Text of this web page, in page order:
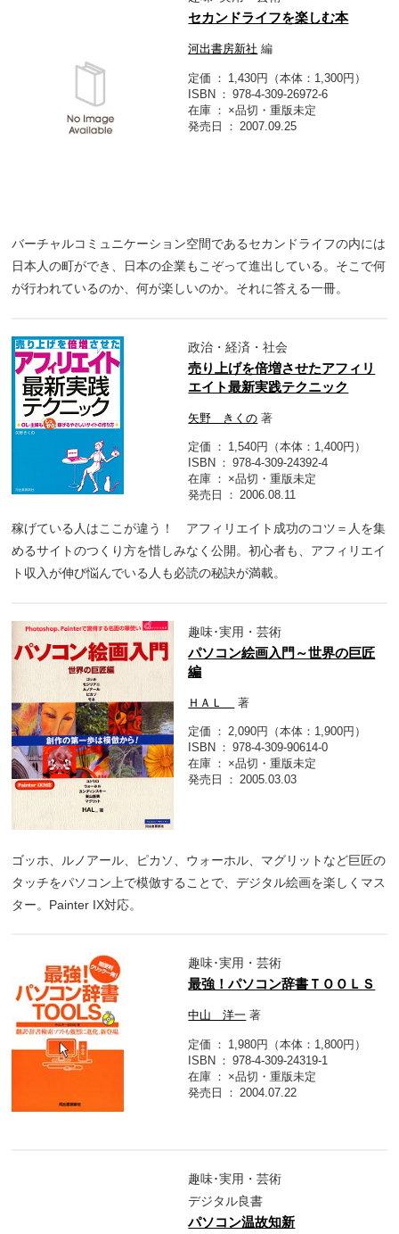
セカンドライフを楽しむ本
河出書房新社 編
定価
1,430円（本体：1,300円）
ISBN
978-4-309-26972-6
在庫
×品切・重版未定
発売日
2007.09.25
バーチャルコミュニケーション空間であるセカンドライフの内には
日本人の町ができ、日本の企業もこぞって進出している。そこで何
が行われているのか、何が楽しいのか。それに答える一冊。
政治・経済・社会
売り上げを倍増させたアフィリ
エイト最新実践テクニック
矢野 きくの 著
定価
1,540円（本体：1,400円）
ISBN
978-4-309-24392-4
在庫
×品切・重版未定
発売日
2006.08.11
稼げている人はここが違う！ アフィリエイト成功のコツ＝人を集
めるサイトのつくり方を惜しみなく公開。初心者も、アフィリエイ
ト収入が伸び悩んでいる人も必読の秘訣が満載。
趣味･実用・芸術
パソコン絵画入門～世界の巨匠
編
ＨＡＬ＿ 著
定価
2,090円（本体：1,900円）
ISBN
978-4-309-90614-0
在庫
×品切・重版未定
発売日
2005.03.03
ゴッホ、ルノアール、ピカソ、ウォーホル、マグリットなど巨匠の
タッチをパソコン上で模倣することで、デジタル絵画を楽しくマス
ター。Painter IX対応。
趣味･実用・芸術
最強！パソコン辞書ＴＯＯＬＳ
中山 洋一 著
定価
1,980円（本体：1,800円）
ISBN
978-4-309-24319-1
在庫
×品切・重版未定
発売日
2004.07.22
趣味･実用・芸術
デジタル良書
パソコン温故知新